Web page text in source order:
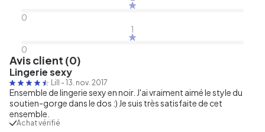
0
1
0
Avis client (0)
Lingerie sexy
Lill - 13. nov. 2017
Ensemble de lingerie sexy en noir. J'ai vraiment aimé le style du
soutien-gorge dans le dos :) Je suis très satisfaite de cet
ensemble.
Achat vérifié